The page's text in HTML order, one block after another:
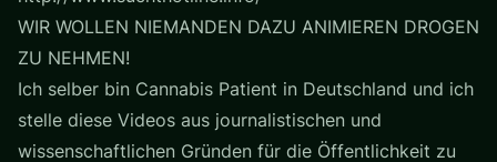
WIR WOLLEN NIEMANDEN DAZU ANIMIEREN DROGEN
ZU NEHMEN!
Ich selber bin Cannabis Patient in Deutschland und ich
stelle diese Videos aus journalistischen und
wissenschaftlichen Gründen für die Öffentlichkeit zu